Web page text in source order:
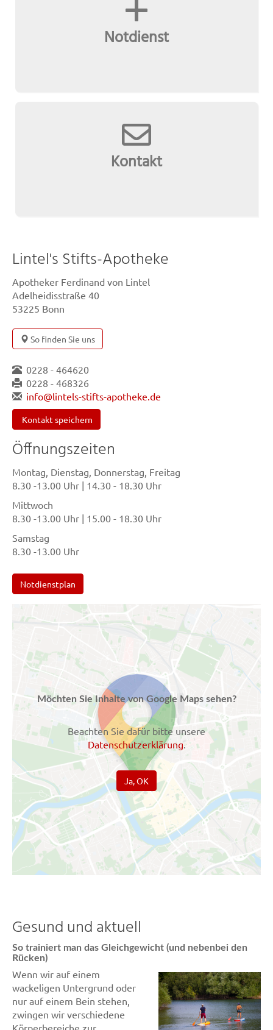
Notdienst
Kontakt
Lintel's Stifts-Apotheke
Apotheker Ferdinand von Lintel
Adelheidisstraße 40
53225 Bonn
So finden Sie uns
0228 - 464620
0228 - 468326
info@lintels-stifts-apotheke.de
Kontakt speichern
Öffnungszeiten
Montag, Dienstag, Donnerstag, Freitag
8.30 -13.00 Uhr | 14.30 - 18.30 Uhr
Mittwoch
8.30 -13.00 Uhr | 15.00 - 18.30 Uhr
Samstag
8.30 -13.00 Uhr
Notdienstplan
Möchten Sie Inhalte von Google Maps sehen?
Beachten Sie dafür bitte unsere
Datenschutzerklärung.
Ja, OK
Gesund und aktuell
So trainiert man das Gleichgewicht (und nebenbei den
Rücken)
Wenn wir auf einem
wackeligen Untergrund oder
nur auf einem Bein stehen,
zwingen wir verschiedene